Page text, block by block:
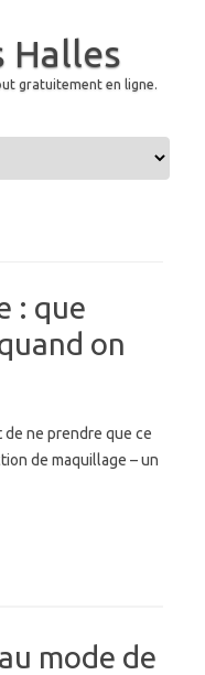
Halles
gratuitement en ligne.
: que
on
de ne prendre que ce
de maquillage – un
mode de